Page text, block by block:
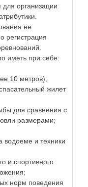
для организации
не
регистрация
иметь при себе:
10 метров);
жилет
для сравнения с
размерами;
водоеме и техники
и спортивного
норм поведения